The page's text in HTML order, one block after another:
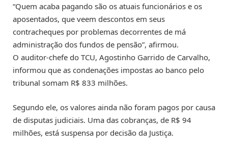
“Quem acaba pagando são os atuais funcionários e os
aposentados, que veem descontos em seus
contracheques por problemas decorrentes de má
administração dos fundos de pensão”, afirmou.
O auditor-chefe do TCU, Agostinho Garrido de Carvalho,
informou que as condenações impostas ao banco pelo
tribunal somam R$ 833 milhões.
Segundo ele, os valores ainda não foram pagos por causa
de disputas judiciais. Uma das cobranças, de R$ 94
milhões, está suspensa por decisão da Justiça.